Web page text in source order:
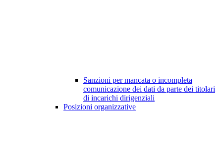
Sanzioni per mancata o incompleta
comunicazione dei dati da parte dei titolari
di incarichi dirigenziali
Posizioni organizzative